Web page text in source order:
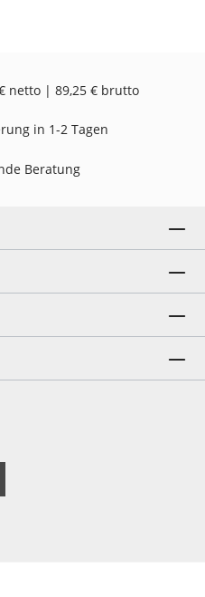
netto | 89,25 € brutto
in 1-2 Tagen
Beratung